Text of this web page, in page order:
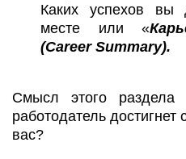
Каких успехов вы
месте или «
(Career Summary).
Смысл этого раздела
работодатель
вас?